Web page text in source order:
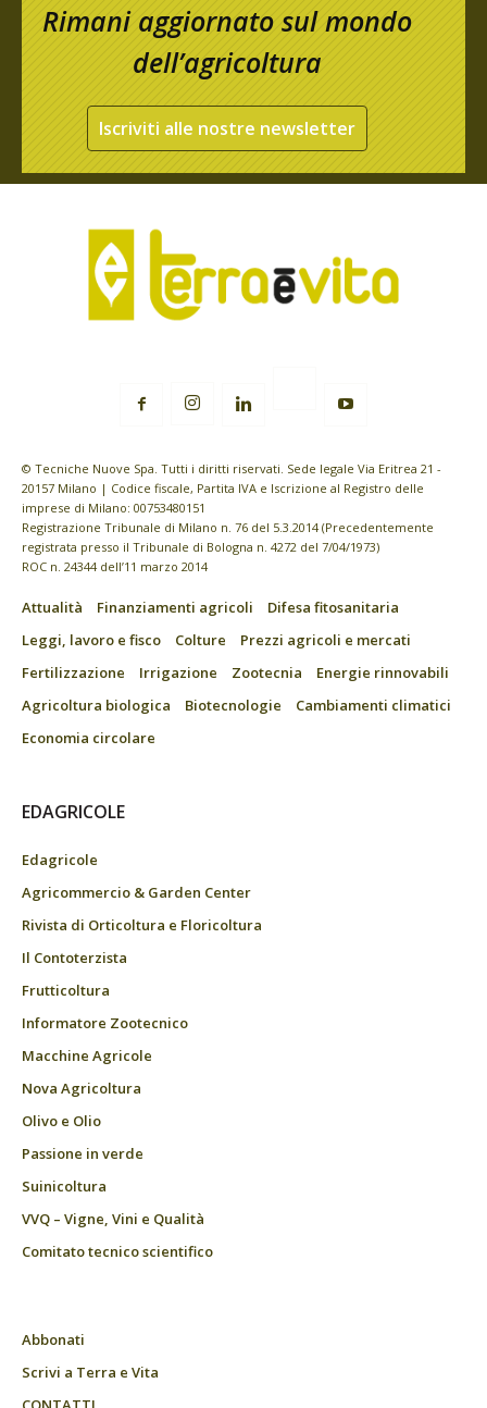
Rimani aggiornato sul mondo
dell’agricoltura
Iscriviti alle nostre newsletter
© Tecniche Nuove Spa. Tutti i diritti riservati. Sede legale Via Eritrea 21 -
20157 Milano | Codice fiscale, Partita IVA e Iscrizione al Registro delle
imprese di Milano: 00753480151
Registrazione Tribunale di Milano n. 76 del 5.3.2014 (Precedentemente
registrata presso il Tribunale di Bologna n. 4272 del 7/04/1973)
ROC n. 24344 dell’11 marzo 2014
Attualità Finanziamenti agricoli
Difesa fitosanitaria
Leggi, lavoro e fisco
Colture
Prezzi agricoli e mercati
Fertilizzazione
Irrigazione Zootecnia
Energie rinnovabili
Agricoltura biologica
Biotecnologie
Cambiamenti climatici
Economia circolare
EDAGRICOLE
Edagricole
Agricommercio & Garden Center
Rivista di Orticoltura e Floricoltura
Il Contoterzista
Frutticoltura
Informatore Zootecnico
Macchine Agricole
Nova Agricoltura
Olivo e Olio
Passione in verde
Suinicoltura
VVQ – Vigne, Vini e Qualità
Comitato tecnico scientifico
Abbonati
Scrivi a Terra e Vita